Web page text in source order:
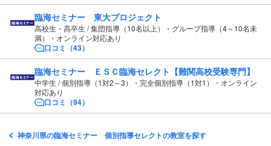
臨海セミナー 東大プロジェクト
高校生・高卒生 / 集団指導（10名以上）・グループ指導（4～10名未
満）・オンライン対応あり
口コミ（43）
臨海セミナー ＥＳＣ臨海セレクト【難関高校受験専門】
中学生 / 個別指導（1対2～3）・完全個別指導（1対1）・オンライン
対応あり
口コミ（94）
神奈川県の臨海セミナー 個別指導セレクトの教室を探す